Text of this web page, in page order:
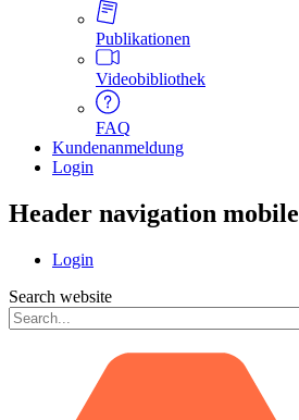
Publikationen
Videobibliothek
FAQ
Kundenanmeldung
Login
Header navigation mobile
Login
Search website